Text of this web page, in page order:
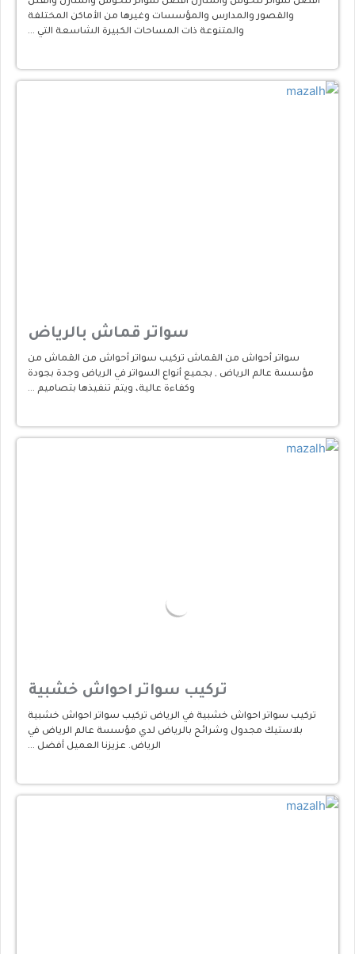
افضل سواتر للحوش والمنازل افضل سواتر للحوش والمنازل والفلل
والقصور والمدارس والمؤسسات وغيرها من الأماكن المختلفة
والمتنوعة ذات المساحات الكبيرة الشاسعة التي …
سواتر قماش بالرياض
سواتر أحواش من القماش تركيب سواتر أحواش من القماش من
مؤسسة عالم الرياض , بجميع أنواع السواتر في الرياض وجدة بجودة
وكفاءة عالية، ويتم تنفيذها بتصاميم …
تركيب سواتر احواش خشبية
تركيب سواتر احواش خشبية في الرياض تركيب سواتر احواش خشبية
بلاستيك مجدول وشرائح بالرياض لدي مؤسسة عالم الرياض في
الرياض. عزيزنا العميل أفضل …